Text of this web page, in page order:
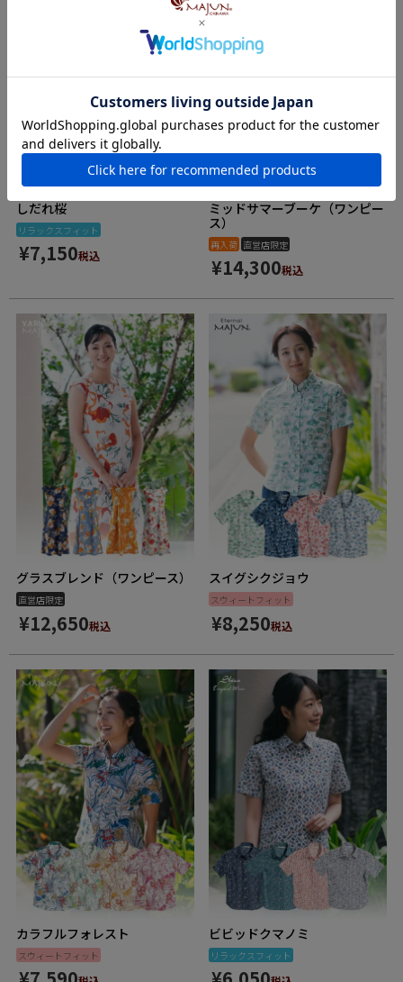
しだれ桜
リラックスフィット
¥7,150税込
ミッドサマーブーケ（ワンピー
ス）
再入荷 直営店限定
¥14,300税込
グラスブレンド（ワンピース）
直営店限定
¥12,650税込
スイグシクジョウ
スウィートフィット
¥8,250税込
カラフルフォレスト
スウィートフィット
ビビッドクマノミ
リラックスフィット